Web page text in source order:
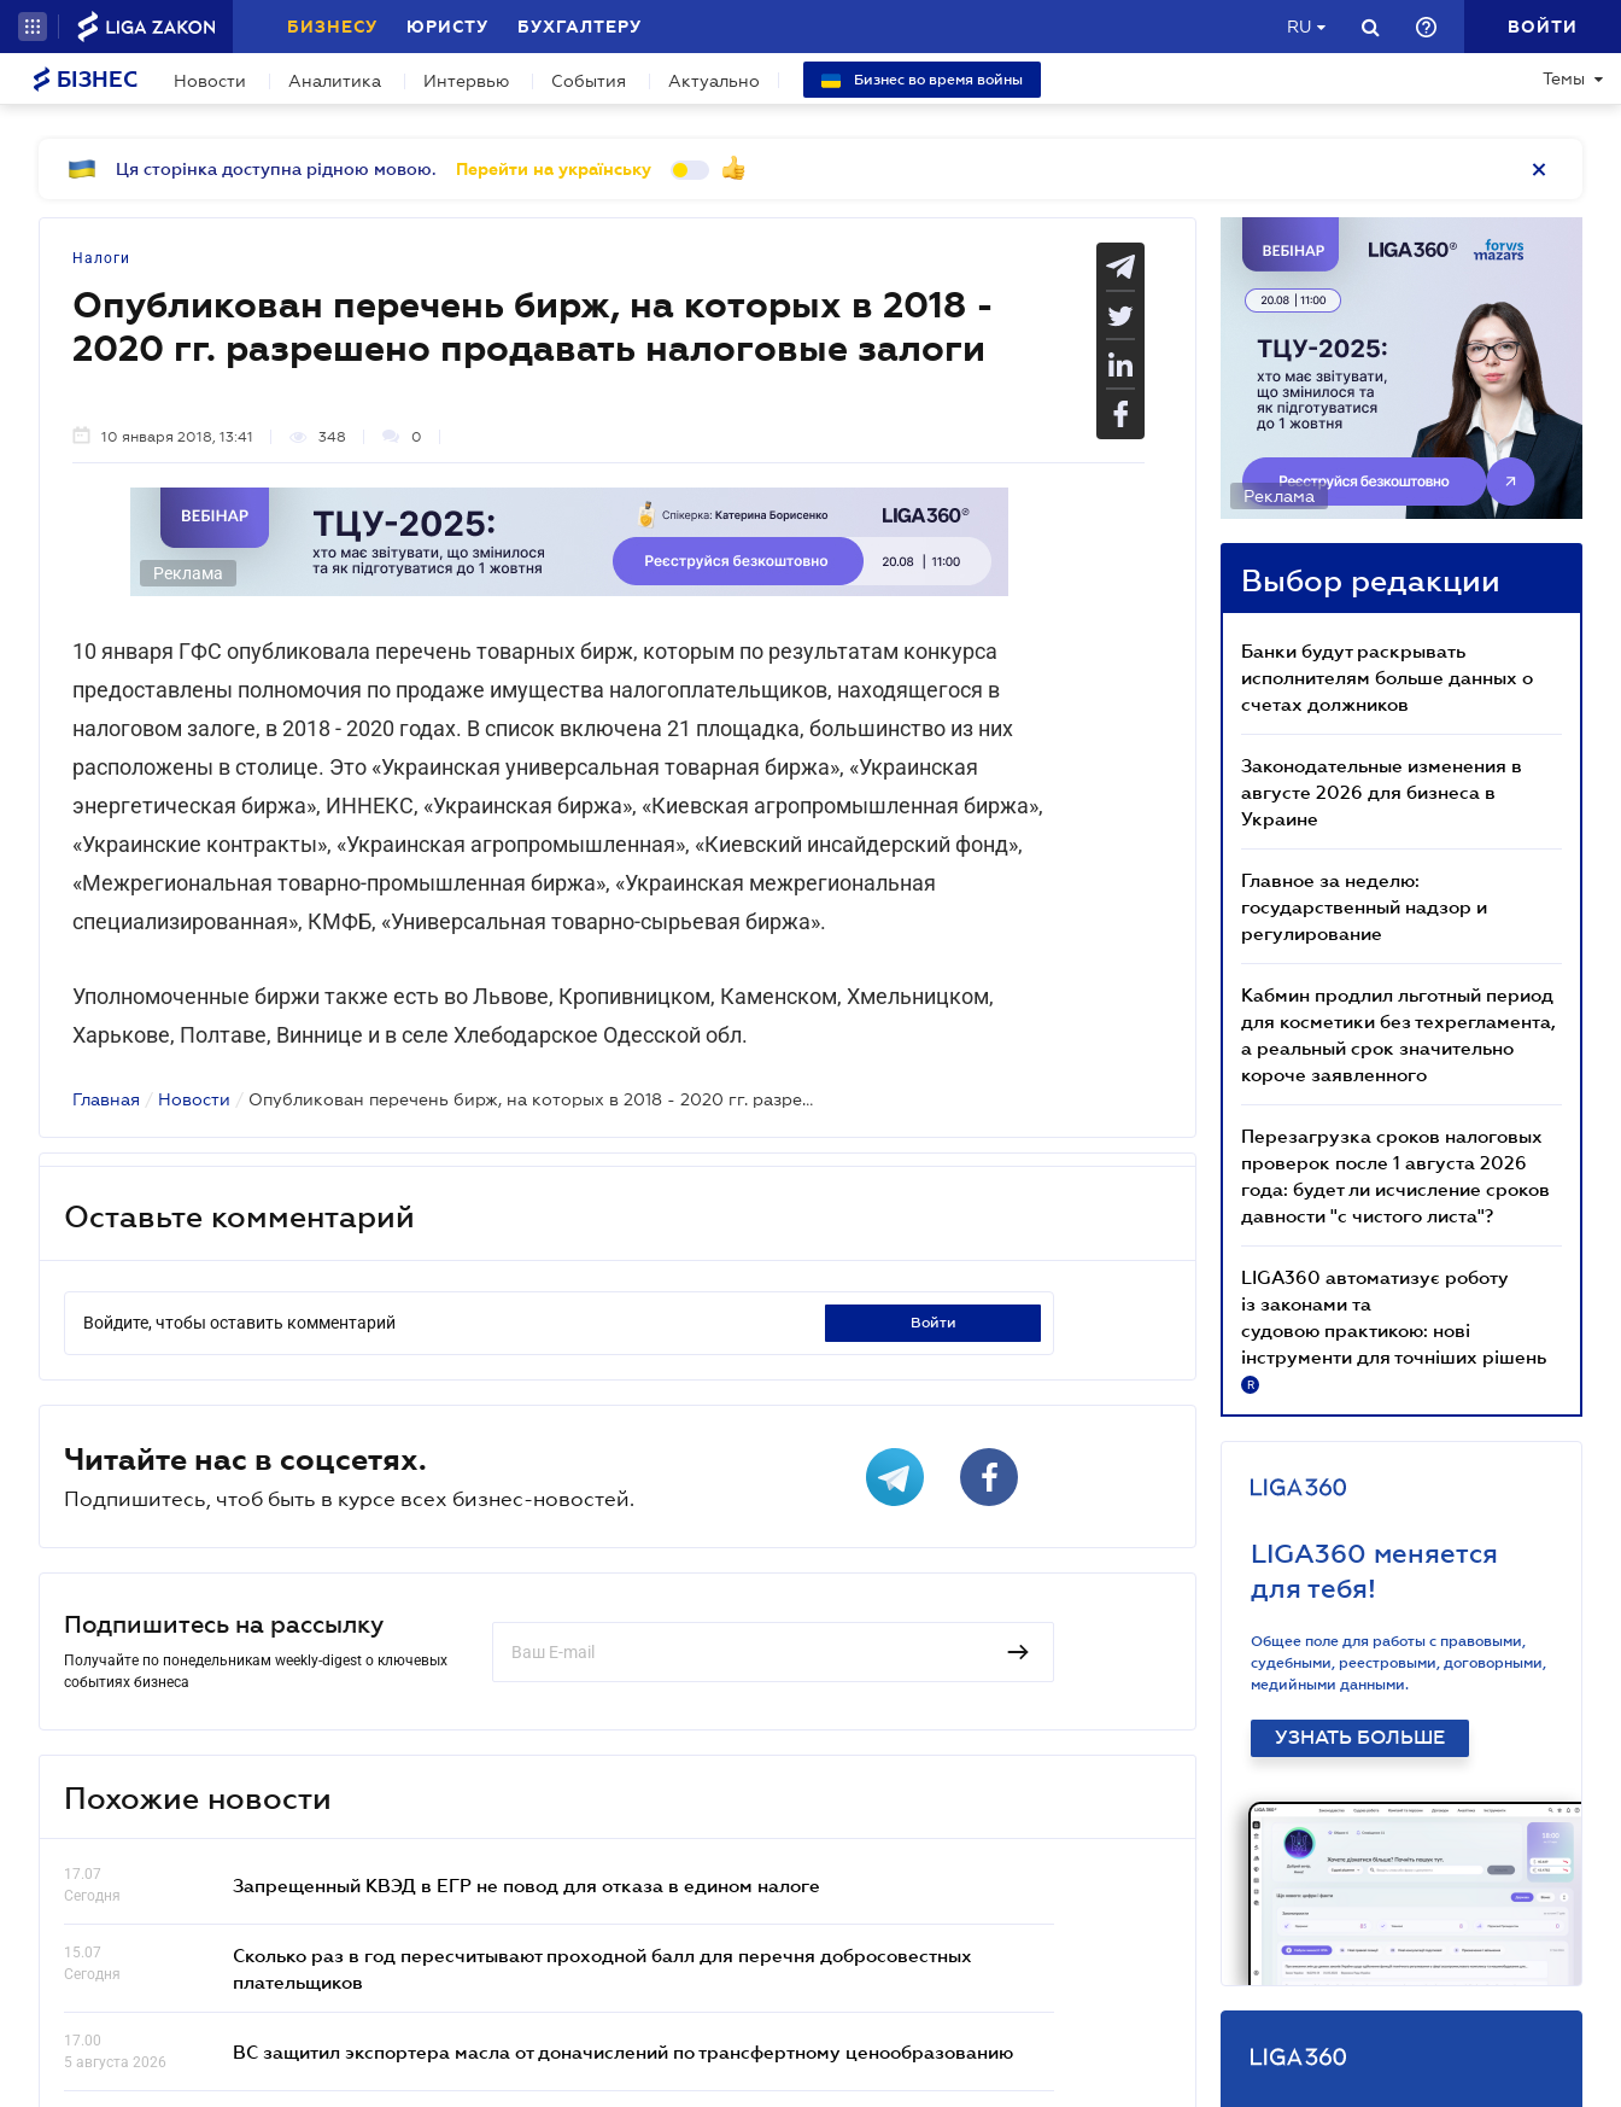
БИЗНЕСУ ЮРИСТУ БУХГАЛТЕРУ RU ВОЙТИ
БІЗНЕС Новости Аналитика Интервью События Актуально Бизнес во время войны Темы
Ця сторінка доступна рідною мовою. Перейти на українську
Налоги
Опубликован перечень бирж, на которых в 2018 -
2020 гг. разрешено продавать налоговые залоги
10 января 2018, 13:41 348 0
Реклама
10 января ГФС опубликовала перечень товарных бирж, которым по результатам конкурса
предоставлены полномочия по продаже имущества налогоплательщиков, находящегося в
налоговом залоге, в 2018 - 2020 годах. В список включена 21 площадка, большинство из них
расположены в столице. Это «Украинская универсальная товарная биржа», «Украинская
энергетическая биржа», ИННЕКС, «Украинская биржа», «Киевская агропромышленная биржа»,
«Украинские контракты», «Украинская агропромышленная», «Киевский инсайдерский фонд»,
«Межрегиональная товарно-промышленная биржа», «Украинская межрегиональная
специализированная», КМФБ, «Универсальная товарно-сырьевая биржа».
Уполномоченные биржи также есть во Львове, Кропивницком, Каменском, Хмельницком,
Харькове, Полтаве, Виннице и в селе Хлебодарское Одесской обл.
Главная / Новости / Опубликован перечень бирж, на которых в 2018 - 2020 гг. разрешено продавать налоговые залоги
Оставьте комментарий
Войдите, чтобы оставить комментарий войти
Читайте нас в соцсетях.
Подпишитесь, чтоб быть в курсе всех бизнес-новостей.
Подпишитесь на рассылку
Получайте по понедельникам weekly-digest о ключевых
событиях бизнеса
Похожие новости
17.07
Сегодня
Запрещенный КВЭД в ЕГР не повод для отказа в едином налоге
15.07
Сегодня
Сколько раз в год пересчитывают проходной балл для перечня добросовестных
плательщиков
17.00
5 августа 2026
ВС защитил экспортера масла от доначислений по трансфертному ценообразованию
Реклама
Выбор редакции
Банки будут раскрывать
исполнителям больше данных о
счетах должников
Законодательные изменения в
августе 2026 для бизнеса в
Украине
Главное за неделю:
государственный надзор и
регулирование
Кабмин продлил льготный период
для косметики без техрегламента,
а реальный срок значительно
короче заявленного
Перезагрузка сроков налоговых
проверок после 1 августа 2026
года: будет ли исчисление сроков
давности "с чистого листа"?
LIGA360 автоматизує роботу
із законами та
судовою практикою: нові
інструменти для точніших рішень
R
LIGA360 меняется
для тебя!
Общее поле для работы с правовыми,
судебными, реестровыми, договорными,
медийными данными.
УЗНАТЬ БОЛЬШЕ